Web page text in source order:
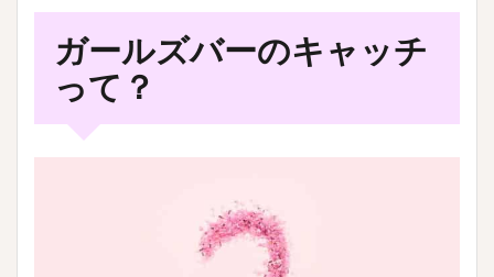
ガールズバーのキャッチ
って？